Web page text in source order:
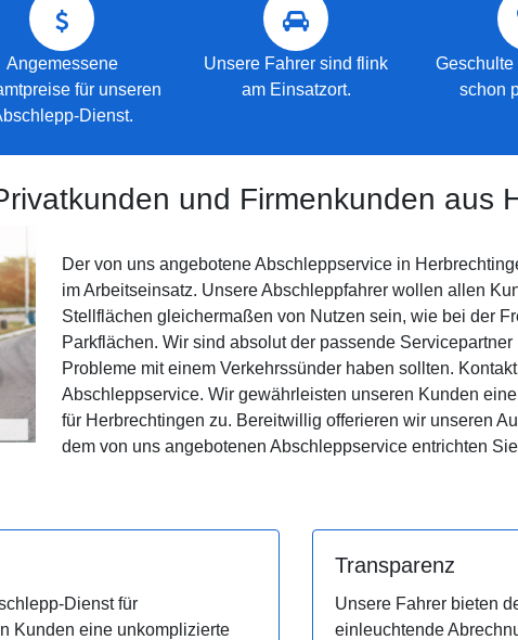
Angemessene
für unseren
Dienst.
Unsere Fahrer sind flink
am Einsatzort.
Geschulte
schon
und Firmenkunden aus
Der von uns angebotene Abschleppservice in
im Arbeitseinsatz. Unsere Abschleppfahrer wollen allen
Stellflächen gleichermaßen von Nutzen sein, wie bei der
Parkflächen. Wir sind absolut der passende
Probleme mit einem Verkehrssünder haben sollten.
Abschleppservice. Wir gewährleisten unseren Kunden
für Herbrechtingen zu. Bereitwillig offerieren wir unseren
dem von uns angebotenen Abschleppservice entrichten
Dienst für
Kunden eine unkomplizierte
Transparenz
Unsere Fahrer bieten
einleuchtende